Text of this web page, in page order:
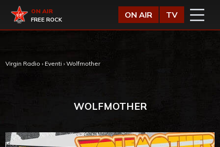
Virgin Radio
ON AIR
FREE ROCK
ON AIR TV
Virgin Radio › Eventi › Wolfmother
WOLFMOTHER